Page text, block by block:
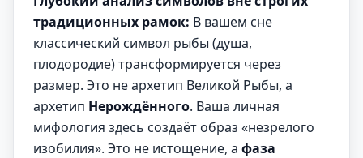
традиционных рамок: В вашем сне
классический символ рыбы (душа,
плодородие) трансформируется через
размер. Это не архетип Великой Рыбы, а
архетип Нерождённого. Ваша личная
мифология здесь создаёт образ «незрелого
изобилия». Это не истощение, а фаза